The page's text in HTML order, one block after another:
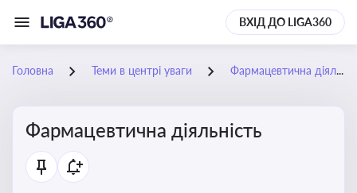
ВХІД ДО LIGA360
Головна Теми в центрі уваги Фармацевтична діяльність
Фармацевтична діяльність